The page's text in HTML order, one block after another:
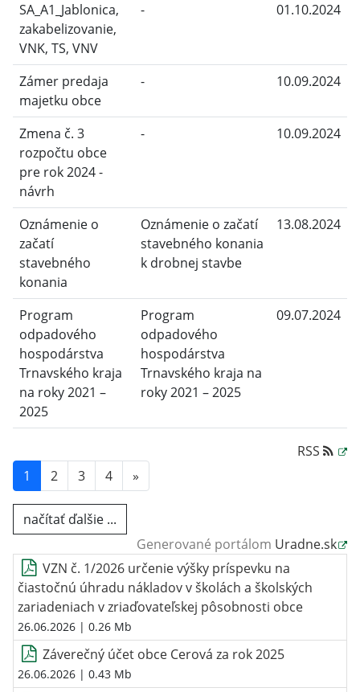
SA_A1_Jablonica,
zakabelizovanie,
VNK, TS, VNV
- 01.10.2024
Zámer predaja
majetku obce
- 10.09.2024
Zmena č. 3
rozpočtu obce
pre rok 2024 -
návrh
- 10.09.2024
Oznámenie o
začatí
stavebného
konania
Oznámenie o začatí
stavebného konania
k drobnej stavbe
13.08.2024
Program
odpadového
hospodárstva
Trnavského kraja
na roky 2021 –
2025
Program
odpadového
hospodárstva
Trnavského kraja na
roky 2021 – 2025
09.07.2024
RSS
1
2 3 4 »
načítať ďalšie ...
Generované portálom Uradne.sk
VZN č. 1/2026 určenie výšky príspevku na
čiastočnú úhradu nákladov v školách a školských
zariadeniach v zriaďovateľskej pôsobnosti obce
26.06.2026 | 0.26 Mb
Záverečný účet obce Cerová za rok 2025
26.06.2026 | 0.43 Mb